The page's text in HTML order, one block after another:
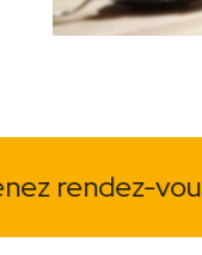
rendez-vous !